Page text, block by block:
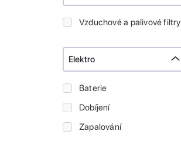
Vzduchové a palivové filtry
Elektro
Baterie
Dobíjení
Zapalování